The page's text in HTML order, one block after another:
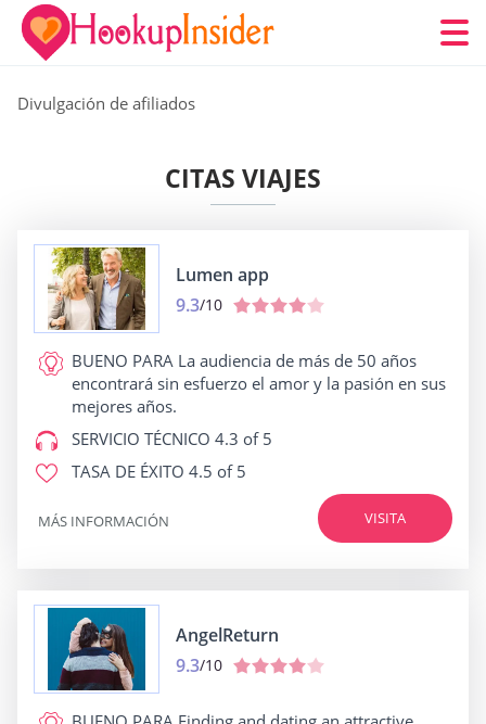
Divulgación de afiliados
CITAS VIAJES
Lumen app
9.3/10
BUENO PARA La audiencia de más de 50 años
encontrará sin esfuerzo el amor y la pasión en sus
mejores años.
SERVICIO TÉCNICO 4.3 of 5
TASA DE ÉXITO 4.5 of 5
VISITA
MÁS INFORMACIÓN
AngelReturn
9.3/10